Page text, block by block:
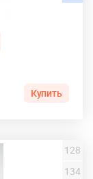
Купить
128
134